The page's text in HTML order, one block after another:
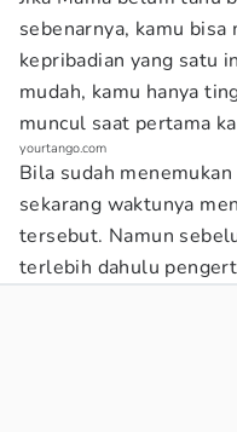
sebenarnya, kamu
kepribadian yang satu
mudah, kamu hanya
muncul saat pertama
yourtango.com
Bila sudah
sekarang waktunya
tersebut. Namun
terlebih dahulu